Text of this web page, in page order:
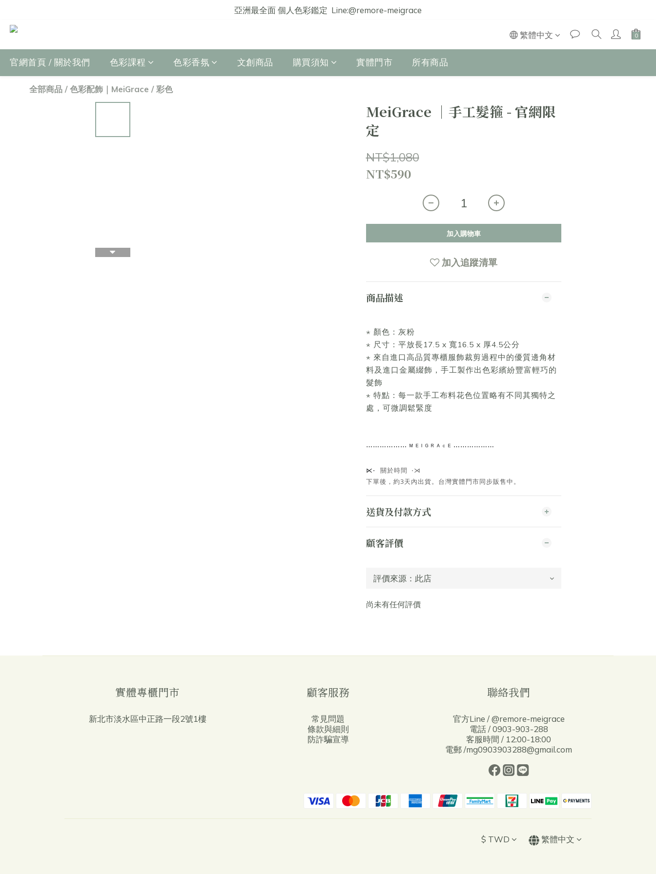
亞洲最全面 個人色彩鑑定  Line:@remore-meigrace
繁體中文
官網首頁 / 關於我們 色彩課程 色彩香氛 文創商品 購買須知 實體門市 所有商品
全部商品 /色彩配飾｜MeiGrace /彩色
MeiGrace │手工髮箍 - 官網限
定
NT$1,080
NT$590
加入購物車
加入追蹤清單
商品描述
⋆ 顏色：灰粉
⋆ 尺寸：平放長17.5 x 寬16.5 x 厚4.5公分
⋆ 來自進口高品質專櫃服飾裁剪過程中的優質邊角材
料及進口金屬綴飾，手工製作出色彩繽紛豐富輕巧的
髮飾
⋆ 特點：每一款手工布料花色位置略有不同其獨特之
處，可微調鬆緊度
⋯⋯ ⋯⋯⋯⋯ ᴹ ᴱ ᴵ ᴳ ᴿ ᴬ ᶜ ᴱ ⋯⋯⋯⋯ ⋯⋯
⋉⋅ 關於時間 ⋅⋊
下單後，約3天內出貨。台灣實體門市同步販售中。
送貨及付款方式
顧客評價
尚未有任何評價
實體專櫃門市
新北市淡水區中正路一段2號1樓
顧客服務
常見問題
條款與細則
防詐騙宣導
聯絡我們
官方Line / @remore-meigrace
電話 / 0903-903-288
客服時間 / 12:00-18:00
電郵 /mg0903903288@gmail.com
$ TWD 繁體中文